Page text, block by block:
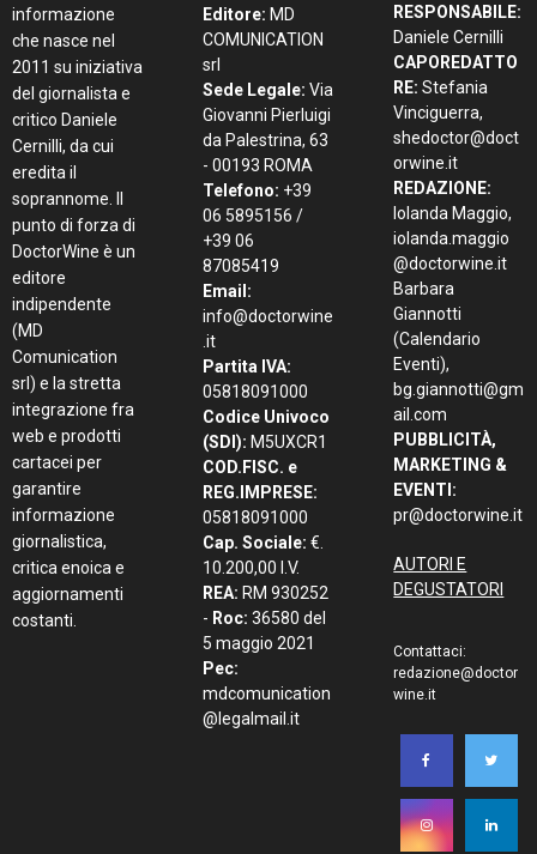
informazione
che nasce nel
2011 su iniziativa
del giornalista e
critico Daniele
Cernilli, da cui
eredita il
soprannome. Il
punto di forza di
DoctorWine è un
editore
indipendente
(MD
Comunication
srl) e la stretta
integrazione fra
web e prodotti
cartacei per
garantire
informazione
giornalistica,
critica enoica e
aggiornamenti
costanti.
Editore: MD
COMUNICATION
srl
Sede Legale: Via
Giovanni Pierluigi
da Palestrina, 63
- 00193 ROMA
Telefono: +39
06 5895156 /
+39 06
87085419
Email:
info@doctorwine
.it
Partita IVA:
05818091000
Codice Univoco
(SDI): M5UXCR1
COD.FISC. e
REG.IMPRESE:
05818091000
Cap. Sociale: €.
10.200,00 I.V.
REA: RM 930252
- Roc: 36580 del
5 maggio 2021
Pec:
mdcomunication
@legalmail.it
RESPONSABILE:
Daniele Cernilli
CAPOREDATTO
RE: Stefania
Vinciguerra,
shedoctor@doct
orwine.it
REDAZIONE:
Iolanda Maggio,
iolanda.maggio
@doctorwine.it
Barbara
Giannotti
(Calendario
Eventi),
bg.giannotti@gm
ail.com
PUBBLICITÀ,
MARKETING &
EVENTI:
pr@doctorwine.it
AUTORI E
DEGUSTATORI
Contattaci:
redazione@doctor
wine.it